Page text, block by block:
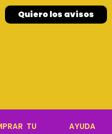
Quiero los avisos
TU
AYUDA